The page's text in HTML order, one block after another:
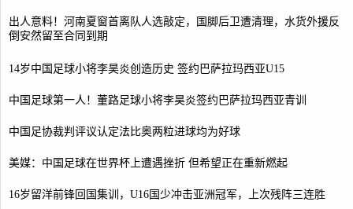
出人意料！河南夏窗首离队人选敲定，国脚后卫遭清理，水货外援反
倒安然留至合同到期
14岁中国足球小将李昊炎创造历史 签约巴萨拉玛西亚U15
中国足球第一人！董路足球小将李昊炎签约巴萨拉玛西亚青训
中国足协裁判评议认定法比奥两粒进球均为好球
美媒：中国足球在世界杯上遭遇挫折 但希望正在重新燃起
16岁留洋前锋回国集训，U16国少冲击亚洲冠军，上次残阵三连胜